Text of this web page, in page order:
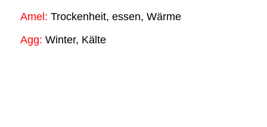
Amel: Trockenheit, essen, Wärme
Agg: Winter, Kälte